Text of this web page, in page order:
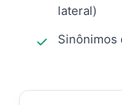
lateral)
Sinônimos